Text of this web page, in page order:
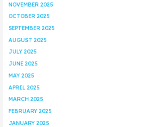
NOVEMBER 2025
OCTOBER 2025
SEPTEMBER 2025
AUGUST 2025
JULY 2025
JUNE 2025
MAY 2025
APRIL 2025
MARCH 2025
FEBRUARY 2025
JANUARY 2025